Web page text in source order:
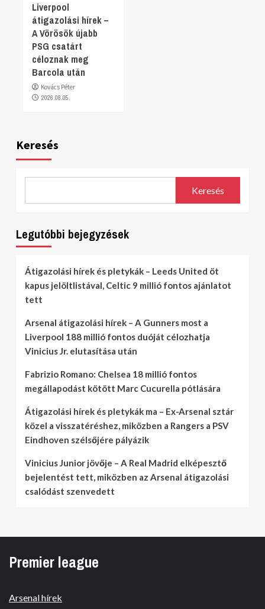
Liverpool
átigazolási hírek –
A Vörösök újabb
PSG csatárt
céloznak meg
Barcola után
Kovács Péter
2026.08.05.
Keresés
Keresés
Legutóbbi bejegyzések
Átigazolási hírek és pletykák – Leeds United öt
kapus jelöltlistával, Celtic 9 millió fontos ajánlatot
tett
Arsenal átigazolási hírek – A Gunners most a
Liverpool 188 millió fontos duóját célozhatja
Vinicius Jr. elutasítása után
Fabrizio Romano: Chelsea 18 millió fontos
megállapodást kötött Marc Cucurella pótlására
Átigazolási hírek és pletykák ma – Ex-Arsenal sztár
közel a visszatéréshez, miközben a Rangers a PSV
Eindhoven szélsőjére pályázik
Vinicius Junior jövője – A Real Madrid elképesztő
bejelentést tett, miközben az Arsenal átigazolási
csalódást szenvedett
Premier league
Arsenal hírek